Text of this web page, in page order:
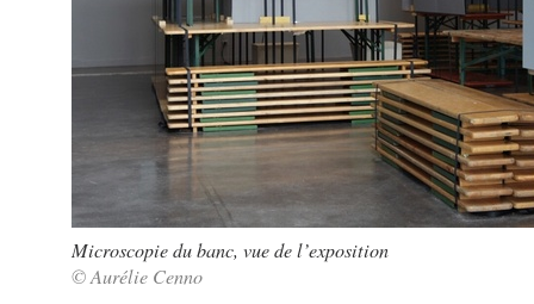
Microscopie du banc, vue de l’exposition
© Aurélie Cenno